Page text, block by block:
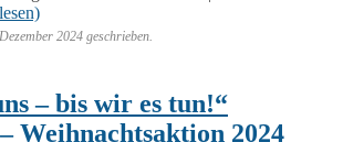
2024 geschrieben.
– bis wir es tun!“
Weihnachtsaktion 2024